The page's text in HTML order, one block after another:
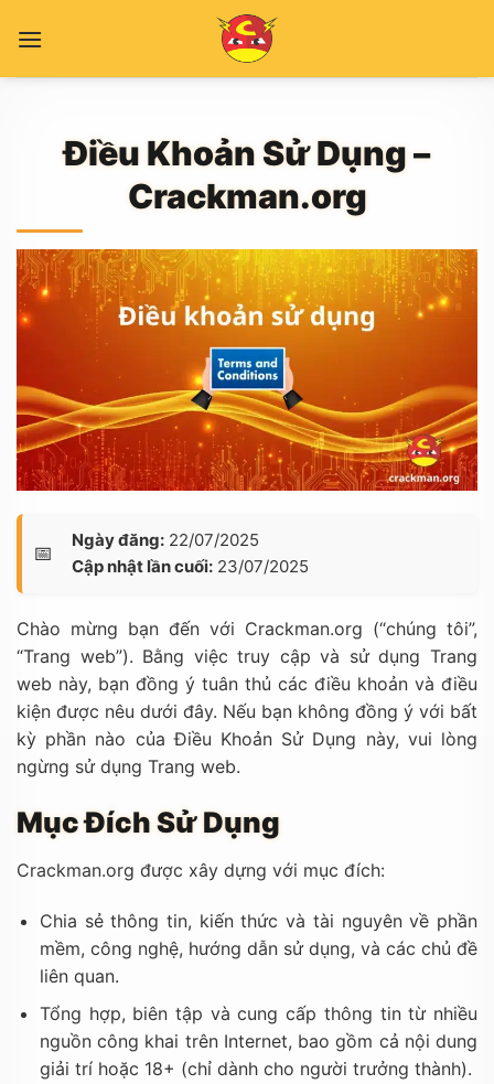
Điều Khoản Sử Dụng –
Crackman.org
Ngày đăng: 22/07/2025
Cập nhật lần cuối: 23/07/2025
Chào mừng bạn đến với Crackman.org (“chúng tôi”,
“Trang web”). Bằng việc truy cập và sử dụng Trang
web này, bạn đồng ý tuân thủ các điều khoản và điều
kiện được nêu dưới đây. Nếu bạn không đồng ý với bất
kỳ phần nào của Điều Khoản Sử Dụng này, vui lòng
ngừng sử dụng Trang web.
Mục Đích Sử Dụng
Crackman.org được xây dựng với mục đích:
Chia sẻ thông tin, kiến thức và tài nguyên về phần
mềm, công nghệ, hướng dẫn sử dụng, và các chủ đề
liên quan.
Tổng hợp, biên tập và cung cấp thông tin từ nhiều
nguồn công khai trên Internet, bao gồm cả nội dung
giải trí hoặc 18+ (chỉ dành cho người trưởng thành).